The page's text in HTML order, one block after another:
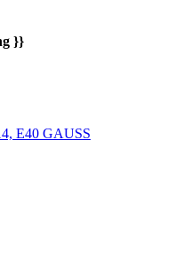
}}
Е40 GAUSS